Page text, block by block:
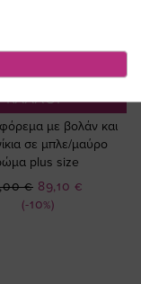
ΣΤΟ
ΚΑΛΑΘΙ
με βολάν και
σε μπλε/μαύρο
plus size
(-10%)
Ειδική
Τιμή
89,10 €
€